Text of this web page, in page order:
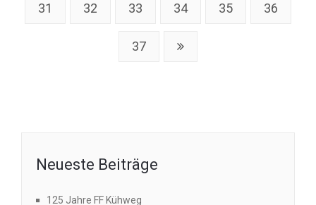
31 32 33 34 35 36
37
Neueste Beiträge
125 Jahre FF Kühweg